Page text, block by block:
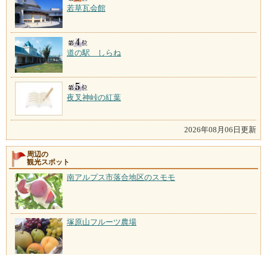
若草瓦会館
道の駅 しらね
夜叉神峠の紅葉
2026年08月06日更新
周辺の
観光スポット
南アルプス市落合地区のスモモ
塚原山フルーツ農場